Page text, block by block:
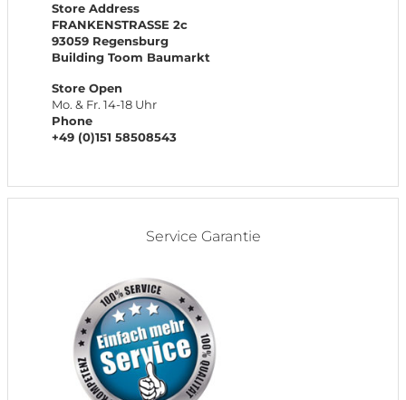
Store Address
FRANKENSTRASSE 2c
93059 Regensburg
Building Toom Baumarkt
Store Open
Mo. & Fr. 14-18 Uhr
Phone
+49 (0)151 58508543
Service Garantie